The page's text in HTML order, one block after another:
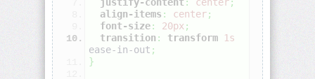
animation-
delay
animation-
direction
align-items : center;
font-size: 20px ;
transition : transform
1s
ease-in-out ;
}